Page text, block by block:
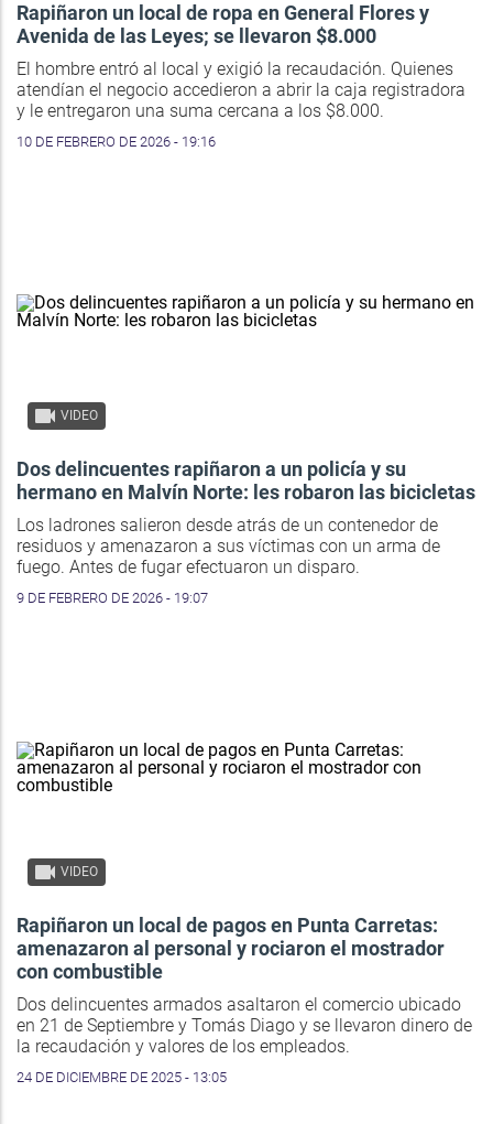
Rapiñaron un local de ropa en General Flores y
Avenida de las Leyes; se llevaron $8.000
El hombre entró al local y exigió la recaudación. Quienes
atendían el negocio accedieron a abrir la caja registradora
y le entregaron una suma cercana a los $8.000.
10 DE FEBRERO DE 2026 - 19:16
VIDEO
Dos delincuentes rapiñaron a un policía y su
hermano en Malvín Norte: les robaron las bicicletas
Los ladrones salieron desde atrás de un contenedor de
residuos y amenazaron a sus víctimas con un arma de
fuego. Antes de fugar efectuaron un disparo.
9 DE FEBRERO DE 2026 - 19:07
VIDEO
Rapiñaron un local de pagos en Punta Carretas:
amenazaron al personal y rociaron el mostrador
con combustible
Dos delincuentes armados asaltaron el comercio ubicado
en 21 de Septiembre y Tomás Diago y se llevaron dinero de
la recaudación y valores de los empleados.
24 DE DICIEMBRE DE 2025 - 13:05